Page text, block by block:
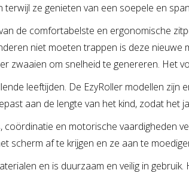
ze genieten van een soepele en
de comfortabelste en ergonomische
niet moeten trappen is deze
zwaaien om snelheid te genereren. Het
leeftijden. De EzyRoller modellen
aan de lengte van het kind, zodat het
en motorische vaardigheden
scherm af te krijgen en ze aan te
en is duurzaam en veilig in